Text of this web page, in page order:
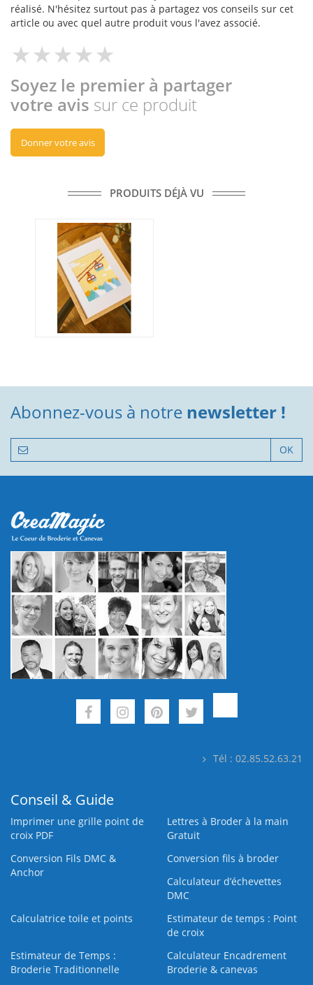
réalisé. N'hésitez surtout pas à partagez vos conseils sur cet
article ou avec quel autre produit vous l'avez associé.
Soyez le premier à partager
votre avis sur ce produit
Donner votre avis
PRODUITS DÉJÀ VU
Abonnez-vous à notre newsletter !
OK
Tél : 02.85.52.63.21
Conseil & Guide
Imprimer une grille point de
croix PDF
Lettres à Broder à la main
Gratuit
Conversion Fils DMC &
Anchor
Conversion fils à broder
Calculateur d’échevettes
DMC
Calculatrice toile et points
Estimateur de temps : Point
de croix
Estimateur de Temps :
Broderie Traditionnelle
Calculateur Encadrement
Broderie & canevas